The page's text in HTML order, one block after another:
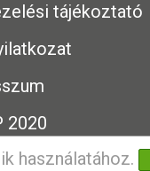
tájékoztató
2020
használatához.